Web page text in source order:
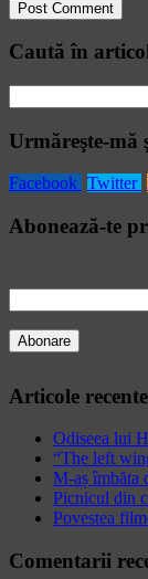
Caută în
for:
Urmăreşte-mă
Facebook Twitter
Abonează-te
Articole recente
Odiseea lui
“The left
M-aș îmbăta
Picnicul din
Povestea
Comentarii